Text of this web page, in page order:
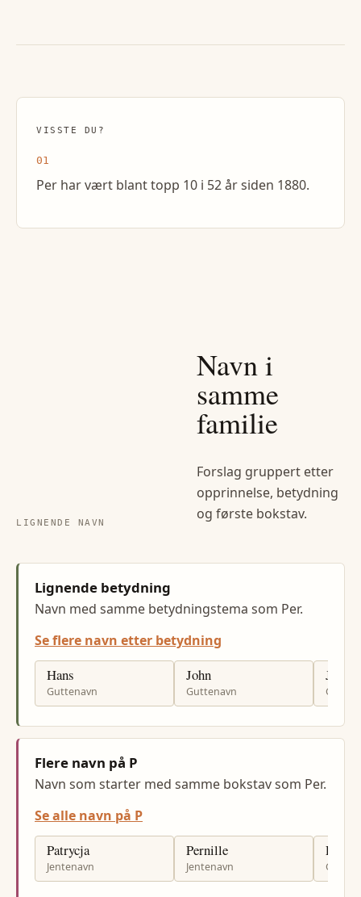
VISSTE DU?
01
Per har vært blant topp 10 i 52 år siden 1880.
LIGNENDE NAVN
Navn i
samme
familie
Forslag gruppert etter
opprinnelse, betydning
og første bokstav.
Lignende betydning
Navn med samme betydningstema som Per.
Se flere navn etter betydning
Hans
Guttenavn
John
Guttenavn
Jonas
Flere navn på P
Navn som starter med samme bokstav som Per.
Se alle navn på P
Patrycja
Jentenavn
Pernille
Jentenavn
Pelle